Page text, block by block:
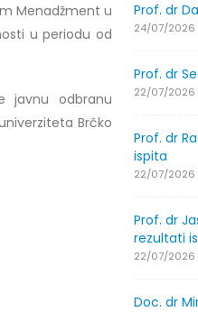
Menadžment u
u periodu od
javnu odbranu
Brčko
30.07.2026.
30.07.2026.
Prof. dr
24/07/2026
Prof. dr
22/07/2026
Prof. dr
ispita
22/07/2026
Prof. dr
rezultati
22/07/2026
Doc. dr